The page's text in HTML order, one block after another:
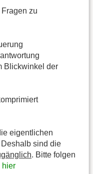
zu
Blickwinkel der
eigentlichen
sind die
. Bitte folgen
hier